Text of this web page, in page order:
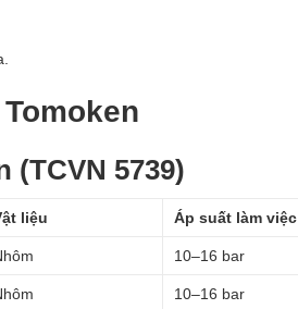
(TCVN 5739)
liệu Áp suất làm việc
10–16 bar
10–16 bar